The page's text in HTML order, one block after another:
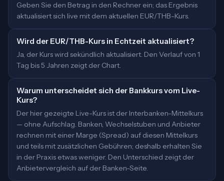
Geben Sie den Betrag in den Rechner ein; das Ergebnis
aktualisiert sich live mit dem aktuellen EUR/THB-Kurs.
Wird der EUR/THB-Kurs in Echtzeit aktualisiert?
Ja, der Kurs wird sekündlich aktualisiert. Den Verlauf von 1
Tag bis 5 Jahren zeigt der Chart.
Warum unterscheidet sich der Bankkurs vom Live-
Kurs?
Der hier gezeigte Live-Kurs ist der Interbanken-Mittelkurs
— ohne Aufschlag. Banken, Wechselstuben und Anbieter
rechnen mit einer Marge (Spread) auf diesen Mittelkurs
und teils mit zusätzlichen Gebühren; deshalb erhalten Sie
in der Praxis etwas weniger. Den Unterschied zeigt der
Anbietervergleich auf der Banken-Seite.